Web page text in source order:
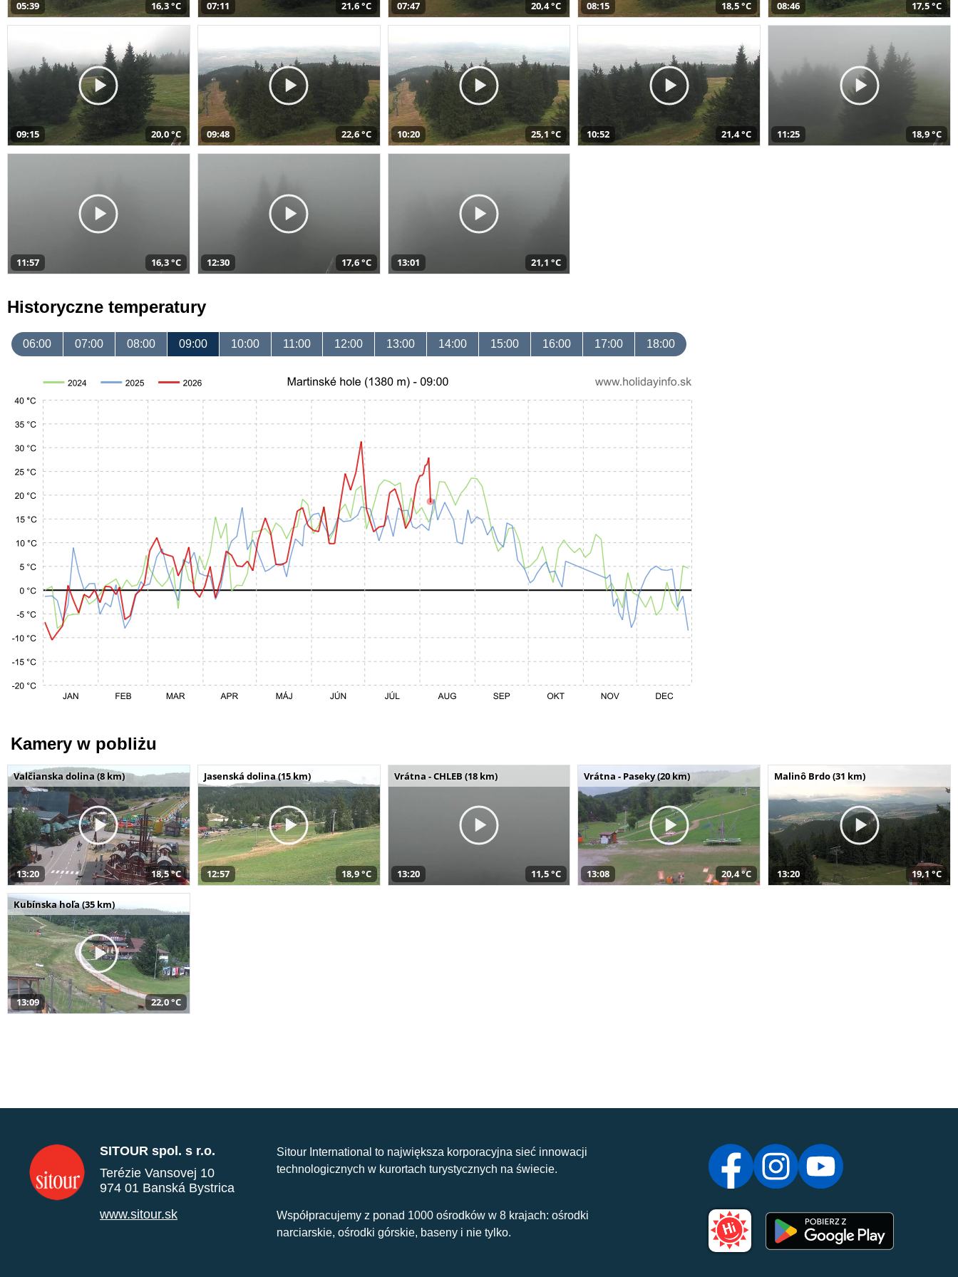
05:39 16,3 °C 07:11 21,6 °C 07:47 20,4 °C 08:15 18,5 °C 08:46 17,5 °C
09:15 20,0 °C 09:48 22,6 °C 10:20 25,1 °C 10:52 21,4 °C 11:25 18,9 °C
11:57 16,3 °C 12:30 17,6 °C 13:01 21,1 °C
Historyczne temperatury
06:00 07:00 08:00 09:00 10:00 11:00 12:00 13:00 14:00 15:00 16:00 17:00 18:00
Kamery w pobliżu
Valčianska dolina (8 km)
13:20 18,5 °C
Jasenská dolina (15 km)
12:57 18,9 °C
Vrátna - CHLEB (18 km)
13:20 11,5 °C
Vrátna - Paseky (20 km)
13:08 20,4 °C
Malinô Brdo (31 km)
13:20 19,1 °C
Kubínska hoľa (35 km)
13:09 22,0 °C
SITOUR spol. s r.o.
Terézie Vansovej 10
974 01 Banská Bystrica
www.sitour.sk
Sitour International to największa korporacyjna sieć innowacji
technologicznych w kurortach turystycznych na świecie.
Współpracujemy z ponad 1000 ośrodków w 8 krajach: ośrodki
narciarskie, ośrodki górskie, baseny i nie tylko.